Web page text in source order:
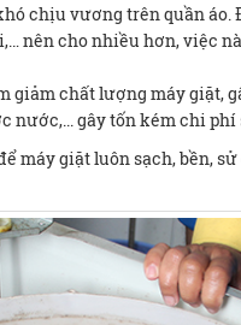
chịu vương trên quần
nên cho nhiều hơn, việc
giảm chất lượng máy giặt,
nước,... gây tốn kém chi
máy giặt luôn sạch, bền,